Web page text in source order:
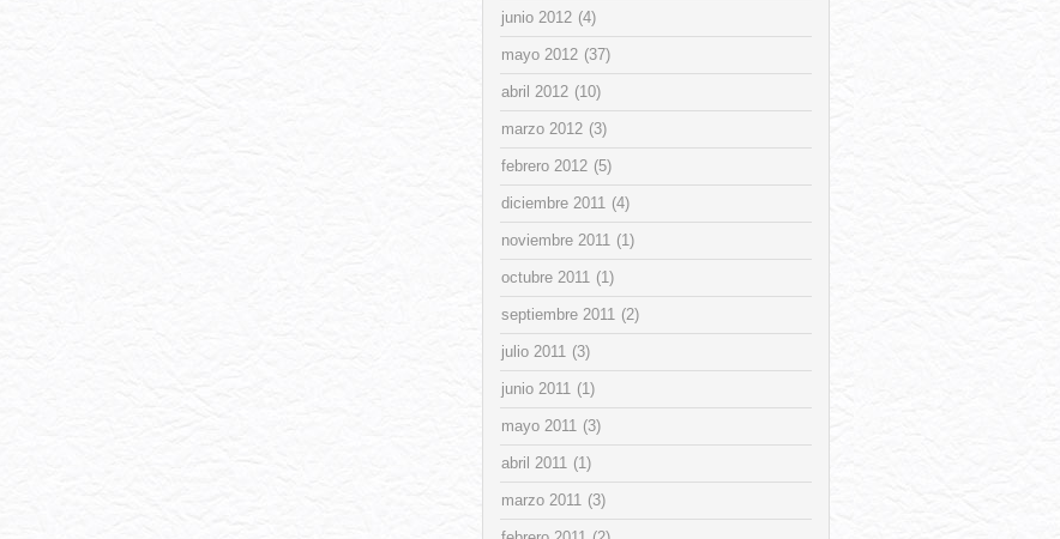
junio 2012 (4)
mayo 2012 (37)
abril 2012 (10)
marzo 2012 (3)
febrero 2012 (5)
diciembre 2011 (4)
noviembre 2011 (1)
octubre 2011 (1)
septiembre 2011 (2)
julio 2011 (3)
junio 2011 (1)
mayo 2011 (3)
abril 2011 (1)
marzo 2011 (3)